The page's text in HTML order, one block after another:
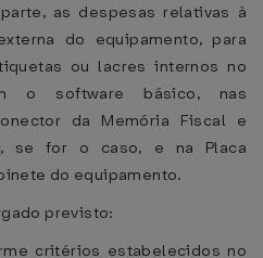
as despesas relativas à
do equipamento, para
ou lacres internos no
o software básico, nas
da Memória Fiscal e
se for o caso, e na Placa
do equipamento.
previsto:
critérios estabelecidos no